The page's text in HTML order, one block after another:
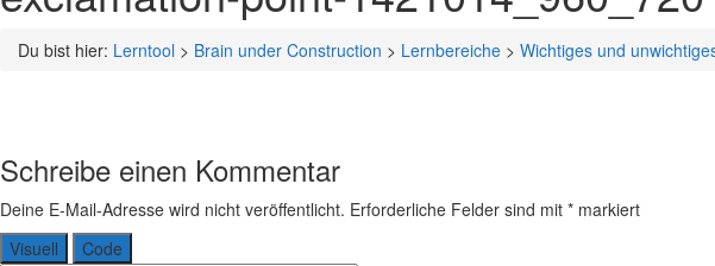
Du bist hier: Lerntool > Brain under Construction > Lernbereiche > Wichtiges und
Schreibe einen Kommentar
Deine E-Mail-Adresse wird nicht veröffentlicht. Erforderliche Felder sind mit * markiert
Visuell
Code